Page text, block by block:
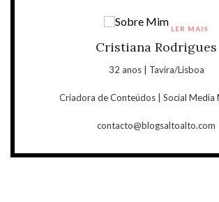
Cristiana Rodrigues
32 anos | Tavira/Lisboa
Criadora de Conteúdos | Social Media
contacto@blogsaltoalto.com
LER MAIS